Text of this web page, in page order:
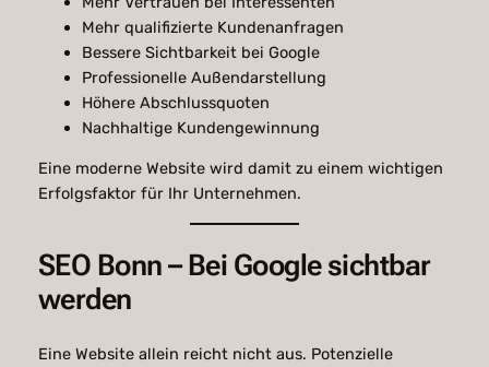
Mehr qualifizierte Kundenanfragen
Bessere Sichtbarkeit bei Google
Professionelle Außendarstellung
Höhere Abschlussquoten
Nachhaltige Kundengewinnung
Eine moderne Website wird damit zu einem wichtigen
Erfolgsfaktor für Ihr Unternehmen.
SEO Bonn – Bei Google sichtbar
werden
Eine Website allein reicht nicht aus. Potenzielle